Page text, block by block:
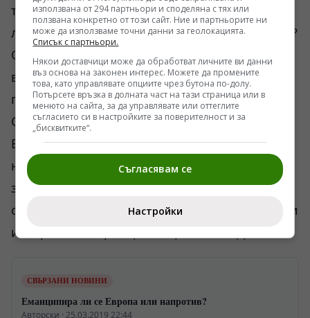
трябвало да прекрачва нашите „червени
линии“. Ние дали сме ги информирали за тях?
Особено за мюсюлманското
вероизповедание. Ето това би трябвало да се
получи, ако все пак Чавушоолу ни гостува.
Само с прегръдки и целувки няма да стане.
Въпреки че това е част от дипломацията. Ако
не се преиграва. Другото остава за
задкулисни действия и политики, които
обикновено са с цел постигане на определени
интереси. По принцип национални. Дано.
СВЪРЗАНИ НОВИНИ
Еманципира ли се Европа или напротив?
Авторски · 25.03.2019 22:44
използвана от 294 партньори и споделяна с тях или
ползвана конкретно от този сайт. Ние и партньорите ни
може да използваме точни данни за геолокацията.
Списък с партньори.
Някои доставчици може да обработват личните ви данни
въз основа на законен интерес. Можете да промените
това, като управлявате опциите чрез бутона по-долу.
Потърсете връзка в долната част на тази страница или в
менюто на сайта, за да управлявате или оттеглите
съгласието си в настройките за поверителност и за
„бисквитките“.
Съгласявам се
Настройки